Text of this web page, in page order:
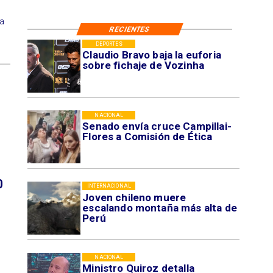
Claudio Bravo baja la euforia
sobre fichaje de Vozinha
DEPORTES
Senado envía cruce Campillai-
Flores a Comisión de Ética
NACIONAL
Joven chileno muere
escalando montaña más alta de
Perú
INTERNACIONAL
Ministro Quiroz detalla
NACIONAL
RECIENTES